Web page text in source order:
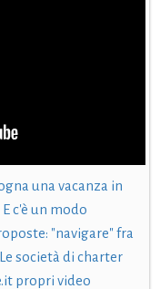
una vacanza in
c'è un modo
"navigare" fra
società di charter
propri video